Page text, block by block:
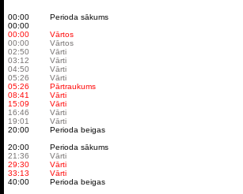
00:00 Perioda sākums
00:00
00:00
Vārtos
00:00
Vārtos
02:50
Vārti
03:12
Vārti
04:50
Vārti
05:26
Vārti
05:26
Pārtraukums
08:41
Vārti
15:09
Vārti
16:46
Vārti
19:01
Vārti
20:00
Perioda beigas
20:00
Perioda sākums
21:36
Vārti
29:30
Vārti
33:13
Vārti
40:00
Perioda beigas